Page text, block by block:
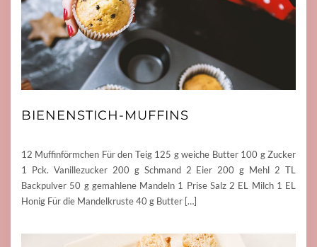
BIENENSTICH-MUFFINS
12 Muffinförmchen Für den Teig 125 g weiche Butter 100 g Zucker
1 Pck. Vanillezucker 200 g Schmand 2 Eier 200 g Mehl 2 TL
Backpulver 50 g gemahlene Mandeln 1 Prise Salz 2 EL Milch 1 EL
Honig Für die Mandelkruste 40 g Butter […]